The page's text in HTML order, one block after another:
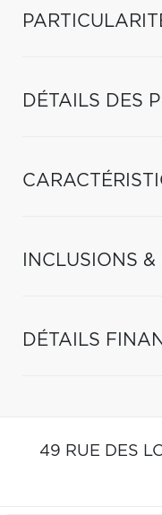
DÉTAILS DES
INCLUSIONS
DÉTAILS
49 RUE DES